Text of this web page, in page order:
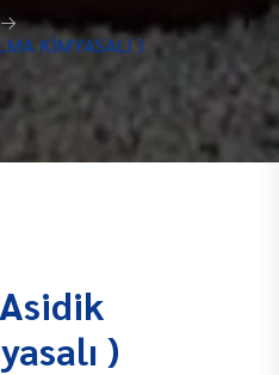
KIMYASALI )
)